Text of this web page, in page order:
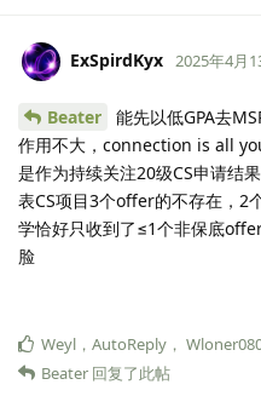
ExSpirdKyx 2025年4月
Beater
能先以低GPA去
作用不大，connection is all
是作为持续关注20级CS申请结
表CS项目3个offer的不存在，2
学恰好只收到了≤1个非保底
脸
Weyl ， AutoReply ，
Beater 回复了此帖